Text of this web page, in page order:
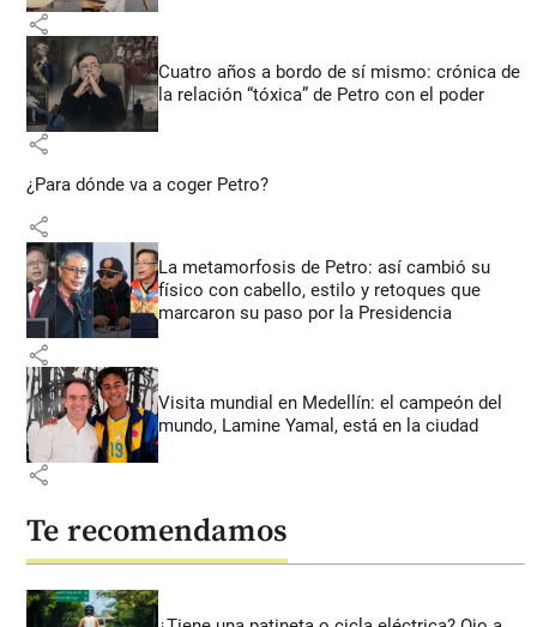
share
Cuatro años a bordo de sí mismo: crónica de
la relación “tóxica” de Petro con el poder
share
¿Para dónde va a coger Petro?
share
La metamorfosis de Petro: así cambió su
físico con cabello, estilo y retoques que
marcaron su paso por la Presidencia
share
Visita mundial en Medellín: el campeón del
mundo, Lamine Yamal, está en la ciudad
share
Te recomendamos